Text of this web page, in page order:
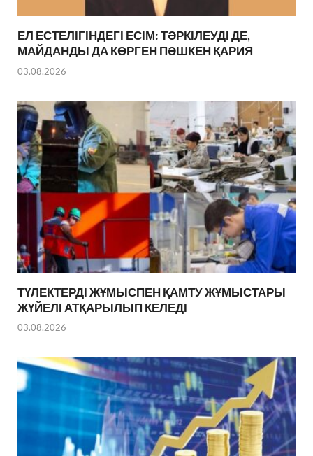
ЕЛ ЕСТЕЛІГІНДЕГІ ЕСІМ: ТӘРКІЛЕУДІ ДЕ,
МАЙДАНДЫ ДА КӨРГЕН ПӘШКЕН ҚАРИЯ
03.08.2026
ТҮЛЕКТЕРДІ ЖҰМЫСПЕН ҚАМТУ ЖҰМЫСТАРЫ
ЖҮЙЕЛІ АТҚАРЫЛЫП КЕЛЕДІ
03.08.2026